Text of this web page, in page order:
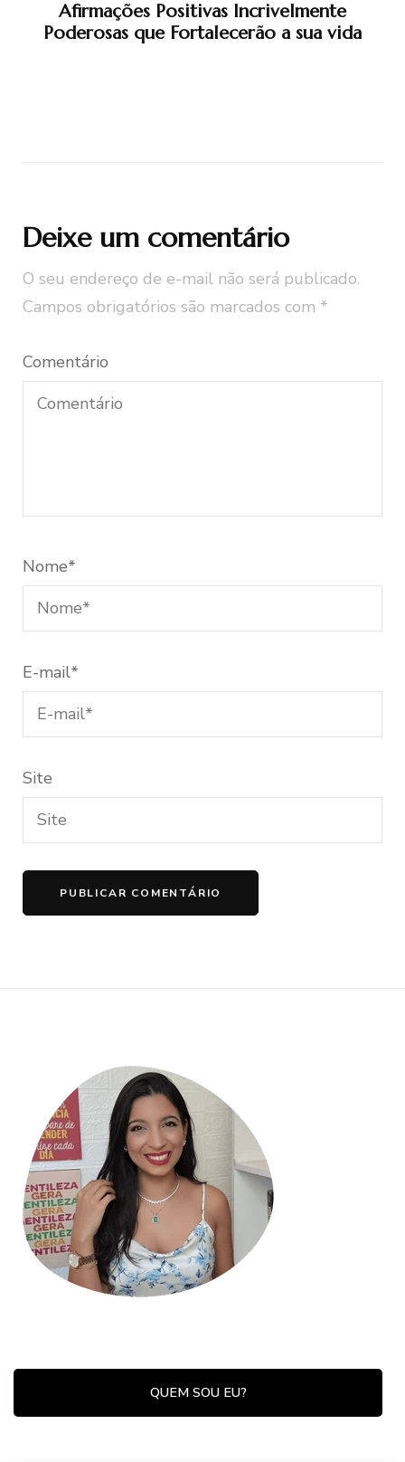
Afirmações Positivas Incrivelmente
Poderosas que Fortalecerão a sua vida
Deixe um comentário
O seu endereço de e-mail não será publicado.
Campos obrigatórios são marcados com *
Comentário
Nome*
E-mail*
Site
QUEM SOU EU?